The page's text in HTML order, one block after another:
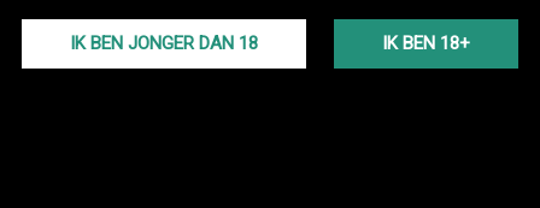
IK BEN JONGER DAN 18 IK BEN 18+
Vandaag verzonden(bij bestelling vóór 13:00 uur)